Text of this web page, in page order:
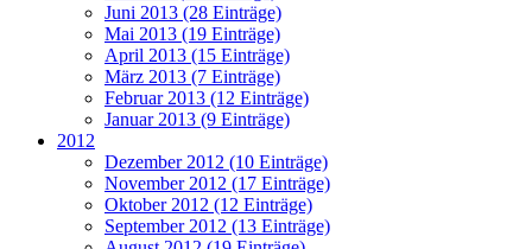
Juni 2013 (28 Einträge)
Mai 2013 (19 Einträge)
April 2013 (15 Einträge)
März 2013 (7 Einträge)
Februar 2013 (12 Einträge)
Januar 2013 (9 Einträge)
2012
Dezember 2012 (10 Einträge)
November 2012 (17 Einträge)
Oktober 2012 (12 Einträge)
September 2012 (13 Einträge)